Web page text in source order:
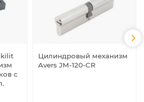
с
Цилиндровый механизм
Avers JM-120-CR